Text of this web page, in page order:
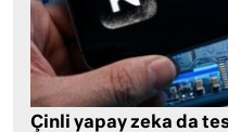
Çinli yapay zeka da